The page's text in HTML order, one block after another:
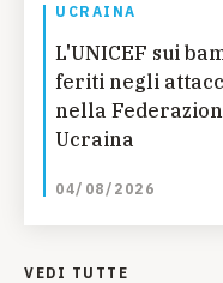
UCRAINA
L'UNICEF sui
feriti negli
nella
Ucraina
04/08/2026
VEDI TUTTE